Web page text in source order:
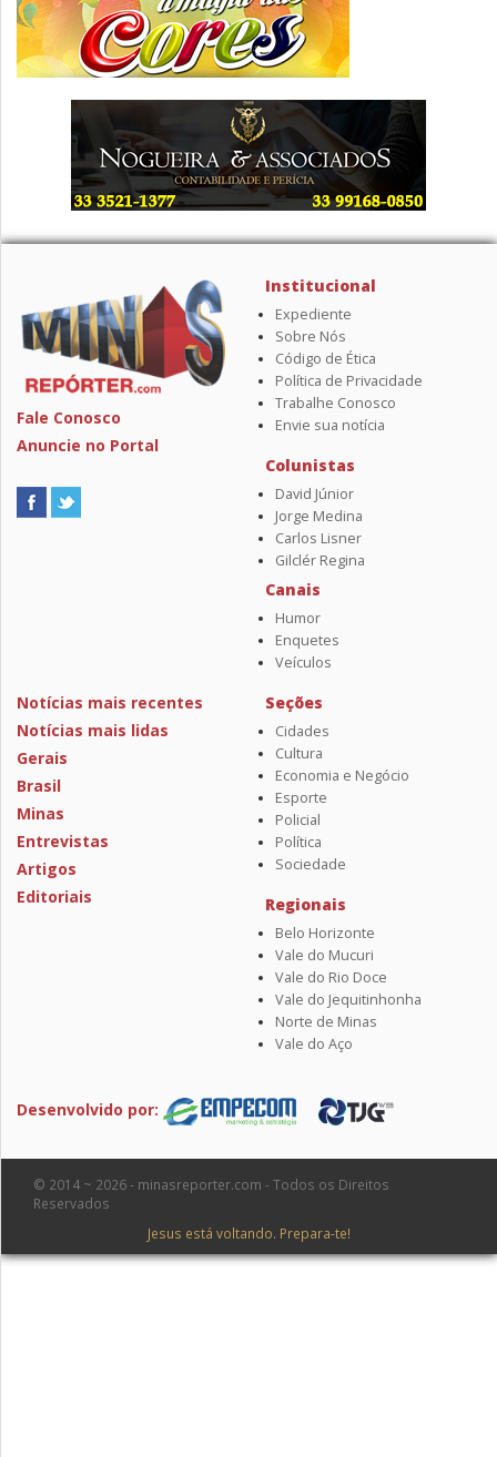
Fale Conosco
Anuncie no Portal
Institucional
Expediente
Sobre Nós
Código de Ética
Política de Privacidade
Trabalhe Conosco
Envie sua notícia
Colunistas
David Júnior
Jorge Medina
Carlos Lisner
Gilclér Regina
Canais
Humor
Enquetes
Veículos
Notícias mais recentes
Notícias mais lidas
Gerais
Brasil
Minas
Entrevistas
Artigos
Editoriais
Seções
Cidades
Cultura
Economia e Negócio
Esporte
Policial
Política
Sociedade
Regionais
Belo Horizonte
Vale do Mucuri
Vale do Rio Doce
Vale do Jequitinhonha
Norte de Minas
Vale do Aço
Desenvolvido por:
© 2014 ~ 2026 - minasreporter.com - Todos os Direitos
Reservados
Jesus está voltando. Prepara-te!